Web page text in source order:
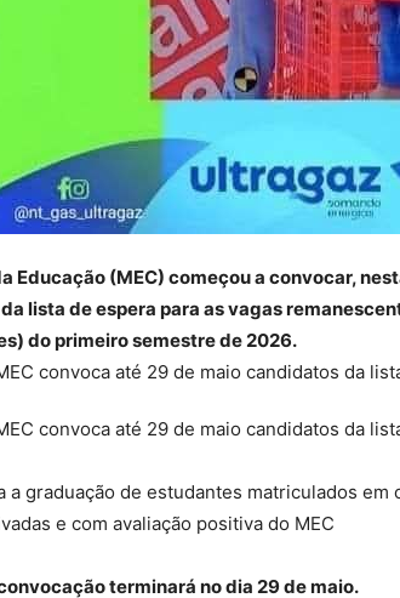
Educação (MEC) começou a convocar,
lista de espera para as vagas
do primeiro semestre de 2026.
a graduação de estudantes matriculados
e com avaliação positiva do MEC
terminará no dia 29 de maio.